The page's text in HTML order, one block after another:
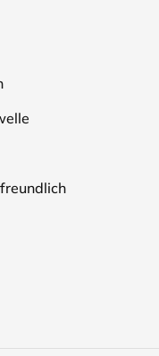
lassen.
- Partenkirchen